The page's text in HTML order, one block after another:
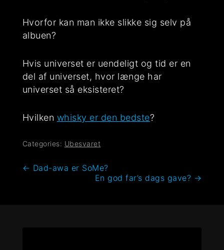
Hvorfor kan man ikke slikke sig selv på
albuen?
Hvis universet er uendeligt og tid er en
del af universet, hvor længe har
universet så eksisteret?
Hvilken whisky er den bedste?
Categories: Ubesvaret
Indlægsnavigation
← Dad-awa er SoMe?
En god far’s dags gave? →